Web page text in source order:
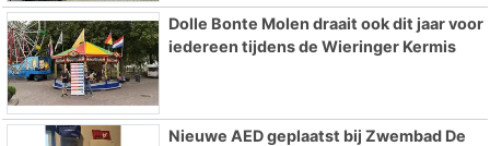
Dolle Bonte Molen draait ook dit jaar voor
iedereen tijdens de Wieringer Kermis
Nieuwe AED geplaatst bij Zwembad De